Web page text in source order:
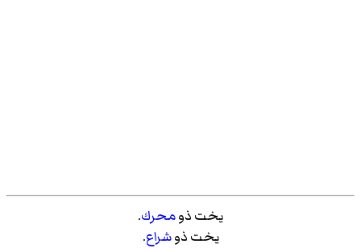
يخت ذومحرك.
يخت ذوشراع.